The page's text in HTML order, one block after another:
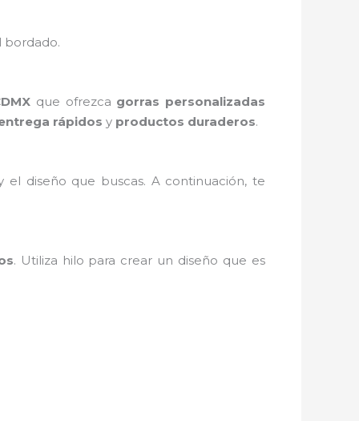
bordado.
que ofrezca gorras personalizadas
rápidos y productos duraderos.
diseño que buscas. A continuación, te
. Utiliza hilo para crear un diseño que es